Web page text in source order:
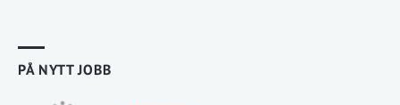
PÅ NYTT JOBB